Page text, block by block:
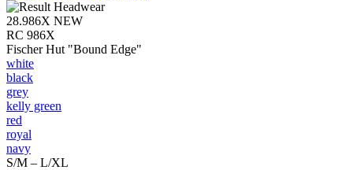
28.986X NEW
RC 986X
Fischer Hut "Bound Edge"
white
black
grey
kelly green
red
royal
navy
S/M – L/XL